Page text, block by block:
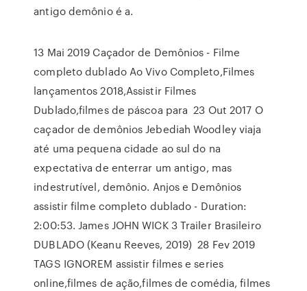
antigo demônio é a.
13 Mai 2019 Caçador de Demônios - Filme
completo dublado Ao Vivo Completo,Filmes
lançamentos 2018,Assistir Filmes
Dublado,filmes de páscoa para 23 Out 2017 O
caçador de demônios Jebediah Woodley viaja
até uma pequena cidade ao sul do na
expectativa de enterrar um antigo, mas
indestrutível, demônio. Anjos e Demônios
assistir filme completo dublado - Duration:
2:00:53. James JOHN WICK 3 Trailer Brasileiro
DUBLADO (Keanu Reeves, 2019) 28 Fev 2019
TAGS IGNOREM assistir filmes e series
online,filmes de ação,filmes de comédia, filmes